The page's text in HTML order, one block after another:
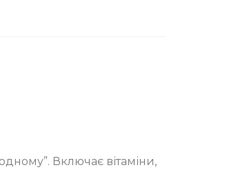
Включає вітаміни,